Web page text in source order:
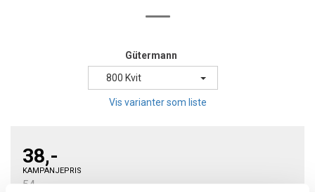
Gütermann
800 Kvit
Vis varianter som liste
38,-
KAMPANJEPRIS
54,-